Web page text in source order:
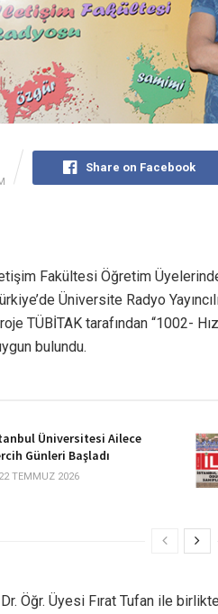
Share on Facebook
Fakültesi Öğretim
Üniversite Radyo
TÜBİTAK tarafından “1002-
bulundu.
Üniversitesi Ailece
Günleri Başladı
TEMMUZ 2026
Öğr. Üyesi Fırat Tufan ile